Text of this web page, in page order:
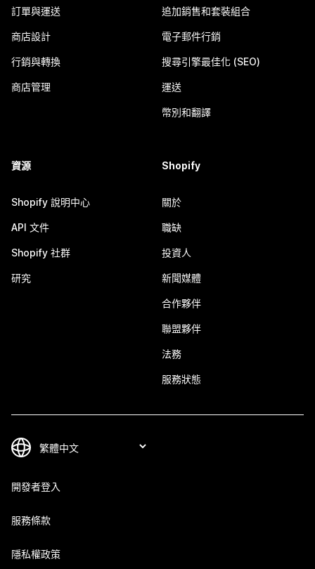
訂單與運送
商店設計
行銷與轉換
商店管理
追加銷售和套裝組合
電子郵件行銷
搜尋引擎最佳化 (SEO)
運送
幣別和翻譯
資源
Shopify 說明中心
API 文件
Shopify 社群
研究
Shopify
關於
職缺
投資人
新聞媒體
合作夥伴
聯盟夥伴
法務
服務狀態
開發者登入
服務條款
隱私權政策